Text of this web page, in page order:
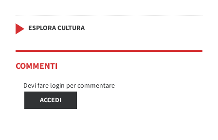
ESPLORA CULTURA
COMMENTI
Devi fare login per commentare
ACCEDI